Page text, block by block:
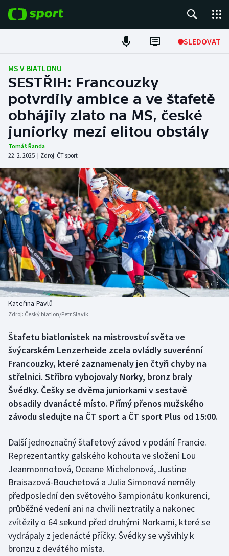
SLEDOVAT
Fotbal
Hokej
Tenis
Atletika
DALŠÍ SPORTY
Americký fotbal
Baseball a softbal
Basketbal
Biatlon
Boby a skeleton
Box
Dostihy
Florbal
Golf
Gymnastika
Házená
Jezdectví
NEPŘEHLÉDNĚTE
Soutěže
Historické návraty
Aplikace ČT sport
AZ kvíz
MS V BIATLONU
SESTŘIH: Francouzky
potvrdily ambice a ve štafetě
obhájily zlato na MS, české
juniorky mezi elitou obstály
Tomáš Řanda
22. 2. 2025 | Zdroj: ČT sport
Kateřina Pavlů
Zdroj: Český biatlon/Petr Slavík
Štafetu biatlonistek na mistrovství světa ve
švýcarském Lenzerheide zcela ovládly suverénní
Francouzky, které zaznamenaly jen čtyři chyby na
střelnici. Stříbro vybojovaly Norky, bronz braly
Švédky. Češky se dvěma juniorkami v sestavě
obsadily dvanácté místo. Přímý přenos mužského
závodu sledujte na ČT sport a ČT sport Plus od 15:00.
Další jednoznačný štafetový závod v podání Francie.
Reprezentantky galského kohouta ve složení Lou
Jeanmonnotová, Oceane Michelonová, Justine
Braisazová-Bouchetová a Julia Simonová neměly
předposlední den světového šampionátu konkurenci,
průběžné vedení ani na chvíli neztratily a nakonec
zvítězily o 64 sekund před druhými Norkami, které se
vydrápaly z jedenácté příčky. Švédky se vyšvihly k
bronzu z devátého místa.